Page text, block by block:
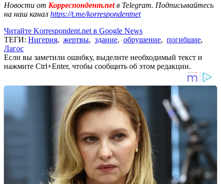
Новости от Корреспондент.netв Telegram. Подписывайтесь
на наш канал https://t.me/korrespondentnet
Читайте Korrespondent.net в Google News
ТЕГИ: Нигерия, жертвы, здание, обрушение, погибшие,
Лагос
Если вы заметили ошибку, выделите необходимый текст и
нажмите Ctrl+Enter, чтобы сообщить об этом редакции.